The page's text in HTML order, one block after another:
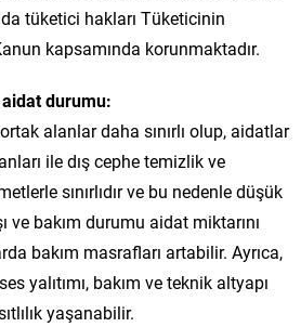
tüketici hakları Tüketicinin
kapsamında korunmaktadır.
durumu:
alanlar daha sınırlı olup, aidatlar
ile dış cephe temizlik ve
sınırlıdır ve bu nedenle düşük
ve bakım durumu aidat miktarını
bakım masrafları artabilir. Ayrıca,
yalıtımı, bakım ve teknik altyapı
yaşanabilir.